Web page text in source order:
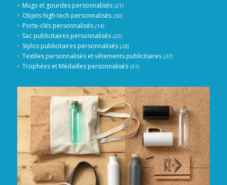
Mugs et gourdes personnalisés (21)
Objets high-tech personnalisés (30)
Porte-clés personnalisés (14)
Sac publicitaires personnalisés (22)
Stylos publicitaires personnalisés (28)
Textiles personnalisés et vêtements publicitaires (37)
Trophées et Médailles personnalisés (51)